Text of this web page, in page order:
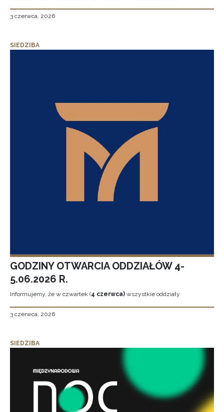
3 czerwca, 2026
SIEDZIBA
GODZINY OTWARCIA ODDZIAŁÓW 4-
5.06.2026 R.
Informujemy, że w czwartek (4 czerwca) wszystkie oddziały
3 czerwca, 2026
SIEDZIBA